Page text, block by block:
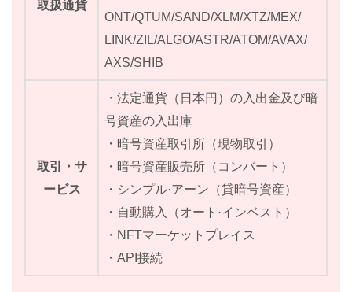
取扱通貨
ONT/QTUM/SAND/XLM/XTZ/MEX/
LINK/ZIL/ALGO/ASTR/ATOM/AVAX/
AXS/SHIB
取引・サ
ービス
・法定通貨（日本円）の入出金及び暗
号資産の入出庫
・暗号資産取引所（現物取引）
・暗号資産販売所（コンバート）
・シンプル·アーン（貸暗号資産）
・自動購入（オート·インベスト）
・NFTマーケットプレイス
・API接続